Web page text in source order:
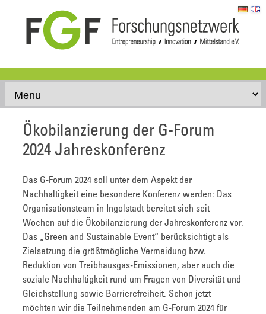
Skip to content
Ökobilanzierung der G-Forum
2024 Jahreskonferenz
Das G-Forum 2024 soll unter dem Aspekt der
Nachhaltigkeit eine besondere Konferenz werden: Das
Organisationsteam in Ingolstadt bereitet sich seit
Wochen auf die Ökobilanzierung der Jahreskonferenz vor.
Das „Green and Sustainable Event“ berücksichtigt als
Zielsetzung die größtmögliche Vermeidung bzw.
Reduktion von Treibhausgas-Emissionen, aber auch die
soziale Nachhaltigkeit rund um Fragen von Diversität und
Gleichstellung sowie Barrierefreiheit. Schon jetzt
möchten wir die Teilnehmenden am G-Forum 2024 für